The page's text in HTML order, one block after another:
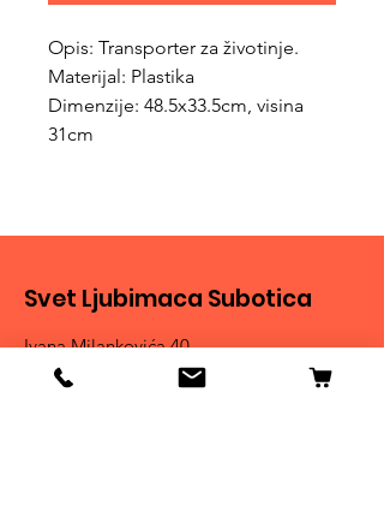
Opis: Transporter za životinje.
Materijal: Plastika
Dimenzije: 48.5x33.5cm, visina
31cm
Svet Ljubimaca Subotica
Ivana Milankovića 40
24000 Subotica